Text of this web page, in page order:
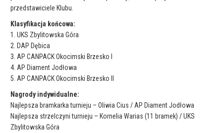
przedstawiciele Klubu.
Klasyfikacja końcowa:
1. UKS Zbylitowska Góra
2. DAP Dębica
3. AP CANPACK Okocimski Brzesko I
4. AP Diament Jodłowa
5. AP CANPACK Okocimski Brzesko II
Nagrody indywidualne:
Najlepsza bramkarka turnieju – Oliwia Cius / AP Diament Jodłowa
Najlepsza strzelczyni turnieju – Kornelia Warias (11 bramek) / UKS
Zbylitowska Góra